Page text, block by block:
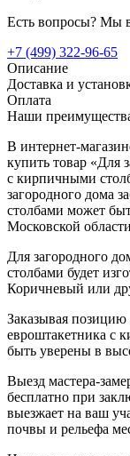
Есть вопросы? Мы
+7 (499) 322-96-65
Описание
Доставка и
Оплата
Наши
В интернет-
купить товар «Для
с кирпичными
загородного дома
столбами может
Московской
Для загородного
столбами будет
Коричневый или
Заказывая позицию
евроштакетника с
быть уверены в
Выезд мастера-
бесплатно при
выезжает на ваш
почвы и рельефа